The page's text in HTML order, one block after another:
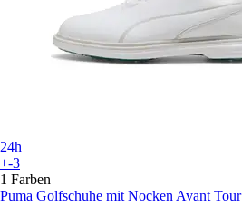
24h
+-3
1 Farben
Puma Golfschuhe mit Nocken Avant Tour